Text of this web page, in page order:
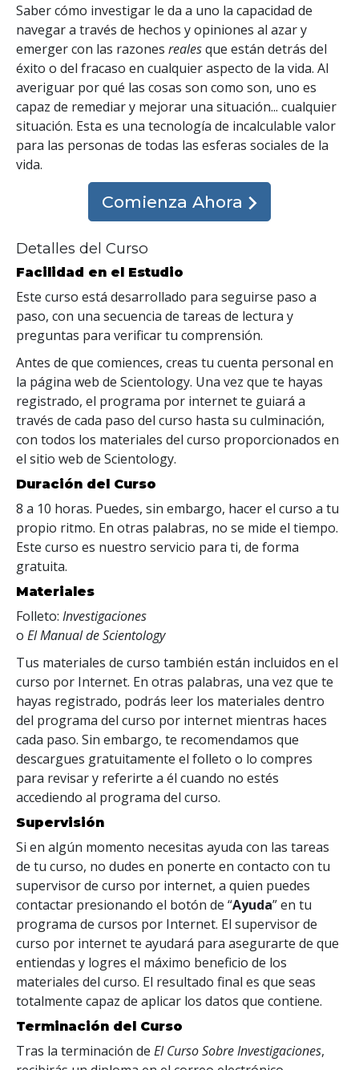
Saber cómo investigar le da a uno la capacidad de
navegar a través de hechos y opiniones al azar y
emerger con las razones realesque están detrás del
éxito o del fracaso en cualquier aspecto de la vida. Al
averiguar por qué las cosas son como son, uno es
capaz de remediar y mejorar una situación... cualquier
situación. Esta es una tecnología de incalculable valor
para las personas de todas las esferas sociales de la
vida.
Comienza Ahora
Detalles del Curso
Facilidad en el Estudio
Este curso está desarrollado para seguirse paso a
paso, con una secuencia de tareas de lectura y
preguntas para verificar tu comprensión.
Antes de que comiences, creas tu cuenta personal en
la página web de Scientology. Una vez que te hayas
registrado, el programa por internet te guiará a
través de cada paso del curso hasta su culminación,
con todos los materiales del curso proporcionados en
el sitio web de Scientology.
Duración del Curso
8 a 10 horas. Puedes, sin embargo, hacer el curso a tu
propio ritmo. En otras palabras, no se mide el tiempo.
Este curso es nuestro servicio para ti, de forma
gratuita.
Materiales
Folleto: Investigaciones
o El Manual de Scientology
Tus materiales de curso también están incluidos en el
curso por Internet. En otras palabras, una vez que te
hayas registrado, podrás leer los materiales dentro
del programa del curso por internet mientras haces
cada paso. Sin embargo, te recomendamos que
descargues gratuitamente el folleto o lo compres
para revisar y referirte a él cuando no estés
accediendo al programa del curso.
Supervisión
Si en algún momento necesitas ayuda con las tareas
de tu curso, no dudes en ponerte en contacto con tu
supervisor de curso por internet, a quien puedes
contactar presionando el botón de “Ayuda” en tu
programa de cursos por Internet. El supervisor de
curso por internet te ayudará para asegurarte de que
entiendas y logres el máximo beneficio de los
materiales del curso. El resultado final es que seas
totalmente capaz de aplicar los datos que contiene.
Terminación del Curso
Tras la terminación de El Curso Sobre Investigaciones,